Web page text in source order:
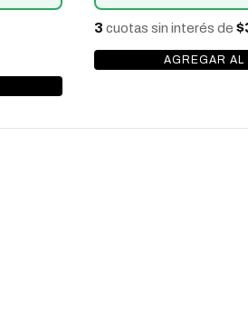
3 cuotas sin interés de